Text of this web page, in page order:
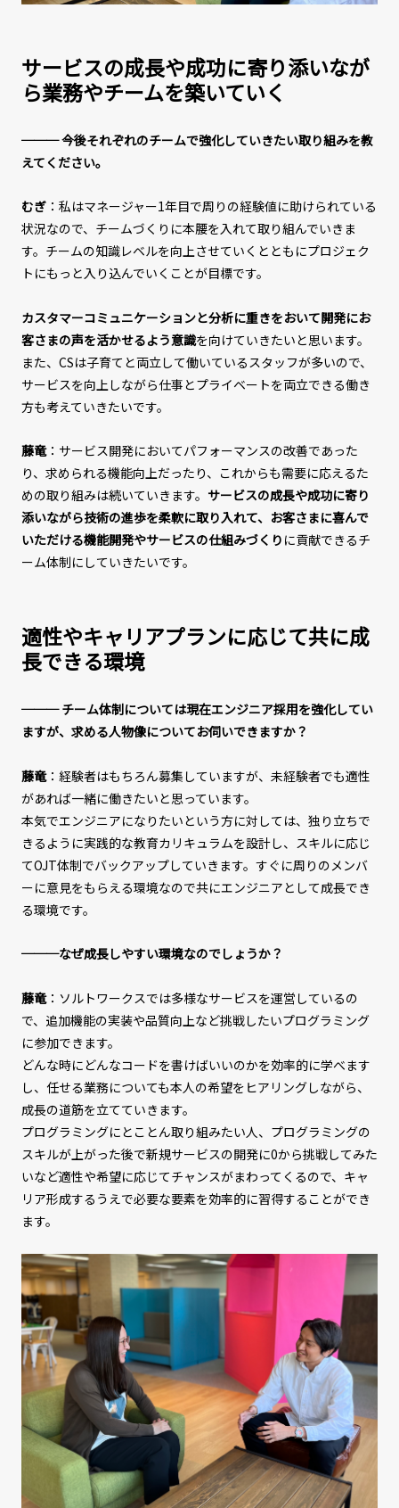
サービスの成長や成功に寄り添いなが
ら業務やチームを築いていく
─── 今後それぞれのチームで強化していきたい取り組みを教
えてください。
むぎ：私はマネージャー1年目で周りの経験値に助けられている
状況なので、チームづくりに本腰を入れて取り組んでいきま
す。チームの知識レベルを向上させていくとともにプロジェク
トにもっと入り込んでいくことが目標です。
カスタマーコミュニケーションと分析に重きをおいて開発にお
客さまの声を活かせるよう意識を向けていきたいと思います。
また、CSは子育てと両立して働いているスタッフが多いので、
サービスを向上しながら仕事とプライベートを両立できる働き
方も考えていきたいです。
藤竜：サービス開発においてパフォーマンスの改善であった
り、求められる機能向上だったり、これからも需要に応えるた
めの取り組みは続いていきます。 サービスの成長や成功に寄り
添いながら技術の進歩を柔軟に取り入れて、お客さまに喜んで
いただける機能開発やサービスの仕組みづくり に貢献できるチ
ーム体制にしていきたいです。
適性やキャリアプランに応じて共に成
長できる環境
─── チーム体制については現在エンジニア採用を強化してい
ますが、求める人物像についてお伺いできますか？
藤竜：経験者はもちろん募集していますが、未経験者でも適性
があれば一緒に働きたいと思っています。
本気でエンジニアになりたいという方に対しては、独り立ちで
きるように実践的な教育カリキュラムを設計し、スキルに応じ
てOJT体制でバックアップしていきます。すぐに周りのメンバ
ーに意見をもらえる環境なので共にエンジニアとして成長でき
る環境です。
───なぜ成長しやすい環境なのでしょうか？
藤竜：ソルトワークスでは多様なサービスを運営しているの
で、追加機能の実装や品質向上など挑戦したいプログラミング
に参加できます。
どんな時にどんなコードを書けばいいのかを効率的に学べます
し、任せる業務についても本人の希望をヒアリングしながら、
成長の道筋を立てていきます。
プログラミングにとことん取り組みたい人、プログラミングの
スキルが上がった後で新規サービスの開発に0から挑戦してみた
いなど適性や希望に応じてチャンスがまわってくるので、キャ
リア形成するうえで必要な要素を効率的に習得することができ
ます。